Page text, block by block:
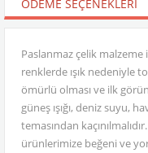
ÖDEME SEÇENEKLERI
Paslanmaz çelik
renklerde ışık nedeniyle
ömürlü olması ve ilk
güneş ışığı, deniz suyu,
temasından
ürünlerimize beğeni ve